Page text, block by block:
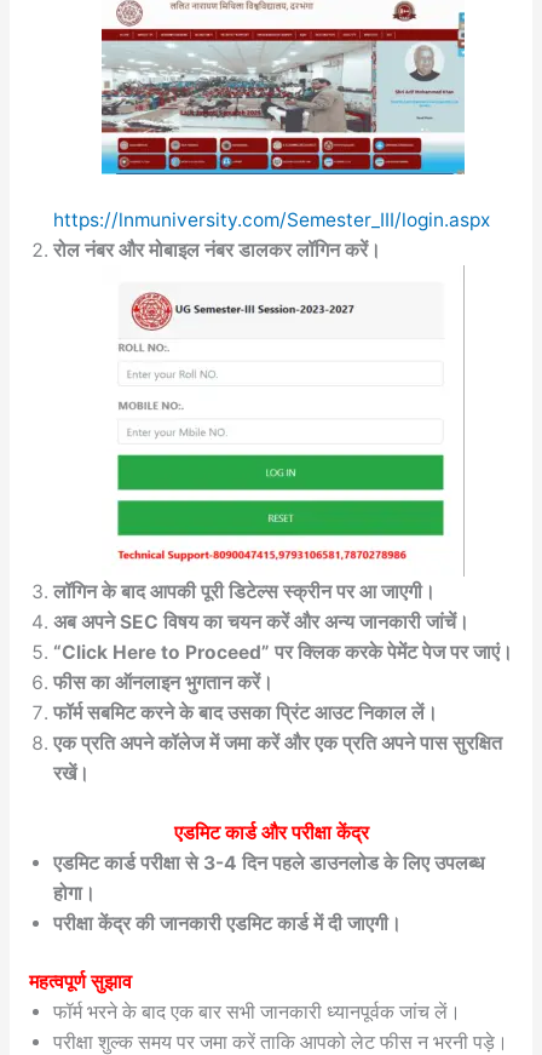
https://lnmuniversity.com/Semester_III/login.aspx
रोल नंबर और मोबाइल नंबर डालकर लॉगिन करें।
लॉगिन के बाद आपकी पूरी डिटेल्स स्क्रीन पर आ जाएगी।
अब अपने SEC विषय का चयन करें और अन्य जानकारी जांचें।
“Click Here to Proceed” पर क्लिक करके पेमेंट पेज पर जाएं।
फीस का ऑनलाइन भुगतान करें।
फॉर्म सबमिट करने के बाद उसका प्रिंट आउट निकाल लें।
एक प्रति अपने कॉलेज में जमा करें और एक प्रति अपने पास सुरक्षित
रखें।
एडमिट कार्ड और परीक्षा केंद्र
एडमिट कार्ड परीक्षा से 3-4 दिन पहले डाउनलोड के लिए उपलब्ध
होगा।
परीक्षा केंद्र की जानकारी एडमिट कार्ड में दी जाएगी।
महत्वपूर्ण सुझाव
फॉर्म भरने के बाद एक बार सभी जानकारी ध्यानपूर्वक जांच लें।
परीक्षा शुल्क समय पर जमा करें ताकि आपको लेट फीस न भरनी पड़े।